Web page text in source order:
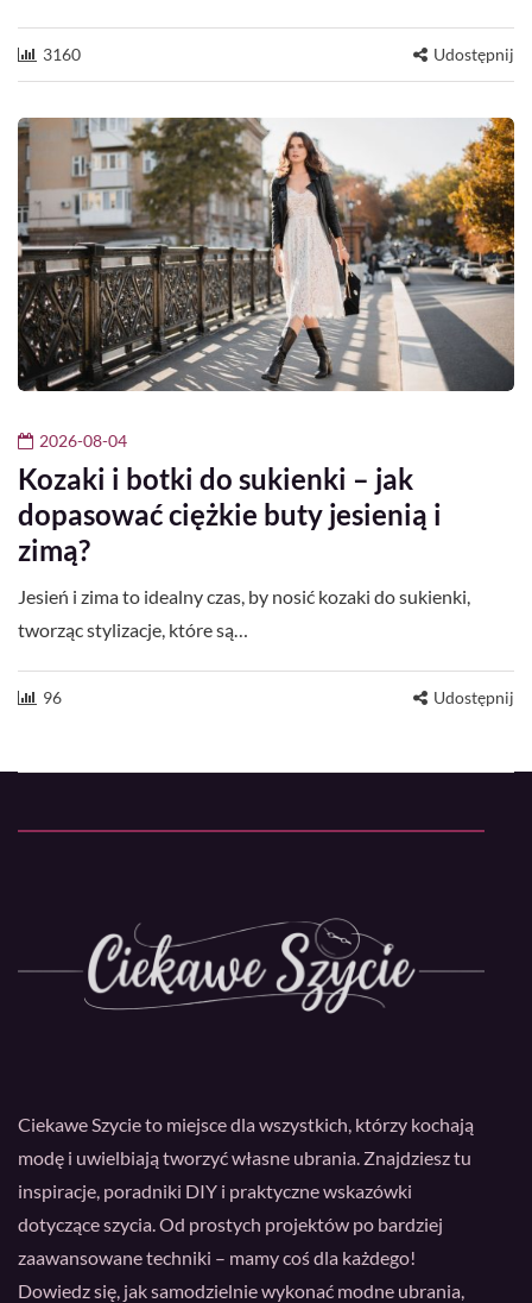
3160 Udostępnij
2026-08-04
Kozaki i botki do sukienki – jak
dopasować ciężkie buty jesienią i
zimą?
Jesień i zima to idealny czas, by nosić kozaki do sukienki,
tworząc stylizacje, które są…
96 Udostępnij
Ciekawe Szycie to miejsce dla wszystkich, którzy kochają
modę i uwielbiają tworzyć własne ubrania. Znajdziesz tu
inspiracje, poradniki DIY i praktyczne wskazówki
dotyczące szycia. Od prostych projektów po bardziej
zaawansowane techniki – mamy coś dla każdego!
Dowiedz się, jak samodzielnie wykonać modne ubrania,